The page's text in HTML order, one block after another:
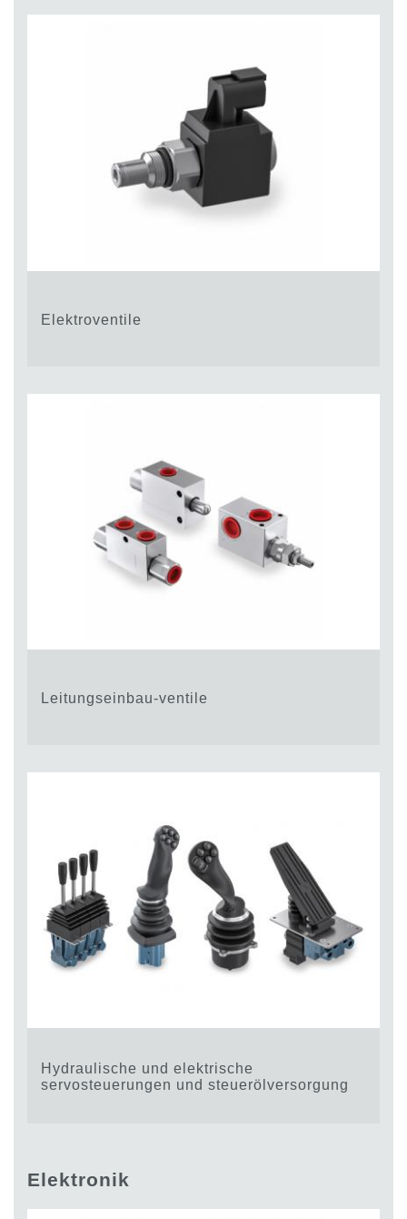
Elektroventile
Leitungseinbau-ventile
Hydraulische und elektrische
servosteuerungen und steuerölversorgung
Elektronik